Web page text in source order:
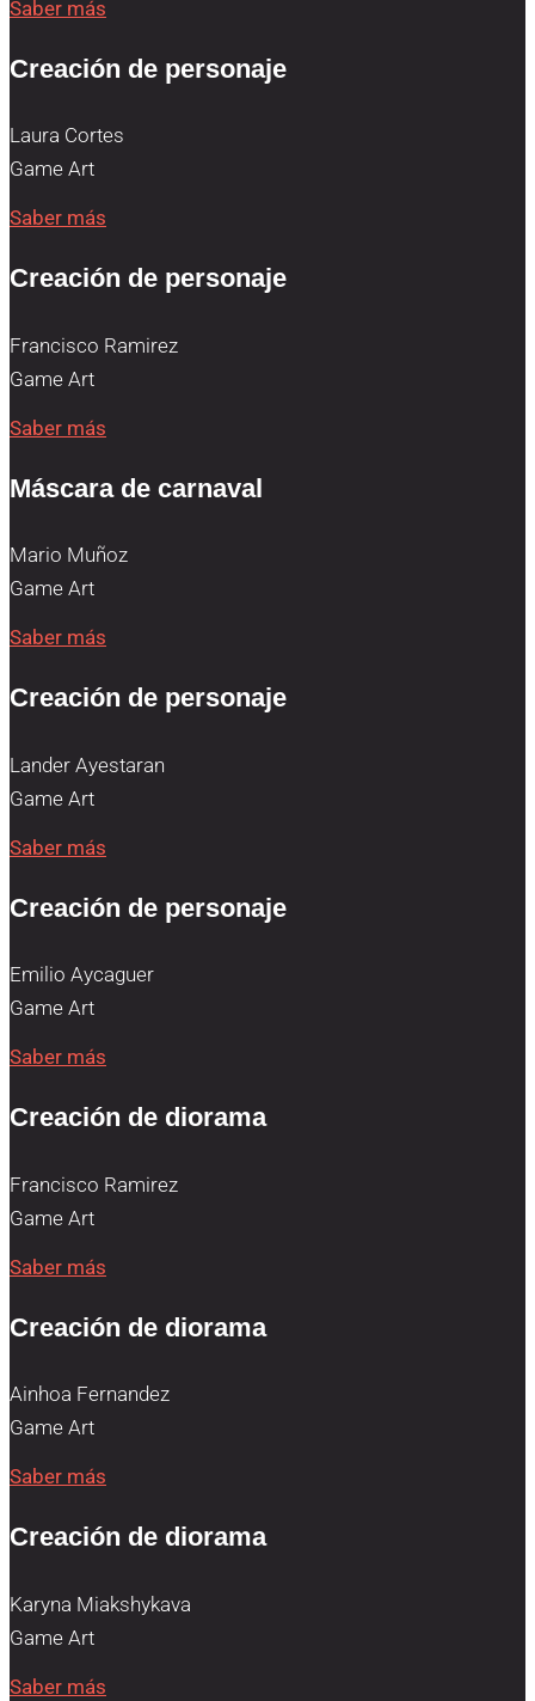
Saber más
Creación de personaje
Laura Cortes
Game Art
Saber más
Creación de personaje
Francisco Ramirez
Game Art
Saber más
Máscara de carnaval
Mario Muñoz
Game Art
Saber más
Creación de personaje
Lander Ayestaran
Game Art
Saber más
Creación de personaje
Emilio Aycaguer
Game Art
Saber más
Creación de diorama
Francisco Ramirez
Game Art
Saber más
Creación de diorama
Ainhoa Fernandez
Game Art
Saber más
Creación de diorama
Karyna Miakshykava
Game Art
Saber más